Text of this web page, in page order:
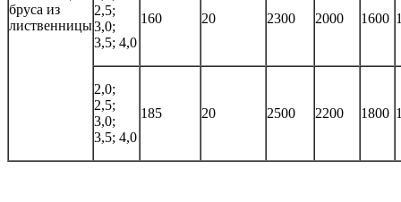
2,5;
3,0;
3,5; 4,0
160 20 2300 2000 1600
2,0;
2,5;
3,0;
3,5; 4,0
185 20 2500 2200 1800